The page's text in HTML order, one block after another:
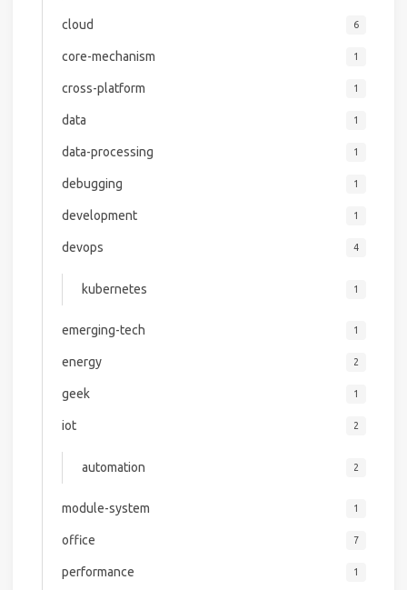
cloud 6
core-mechanism 1
cross-platform 1
data 1
data-processing 1
debugging 1
development 1
devops 4
kubernetes 1
emerging-tech 1
energy 2
geek 1
iot 2
automation 2
module-system 1
office 7
performance 1